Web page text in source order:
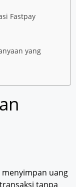
Fastpay
yang
uang
tanpa